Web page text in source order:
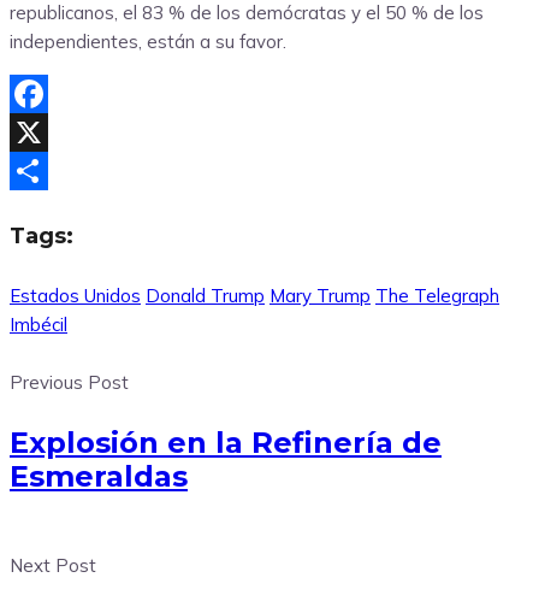
republicanos, el 83 % de los demócratas y el 50 % de los
independientes, están a su favor.
Facebook
X
Tags:
Estados Unidos Donald Trump Mary Trump The Telegraph
Imbécil
Previous Post
Explosión en la Refinería de
Esmeraldas
Next Post